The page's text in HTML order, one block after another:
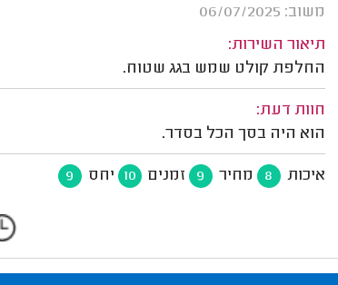
משוב: 06/07/2025
תיאור השירות:
החלפת קולט שמש בגג שטוח.
חוות דעת:
הוא היה בסך הכל בסדר.
איכות 8 מחיר 9 זמנים 10 יחס 9